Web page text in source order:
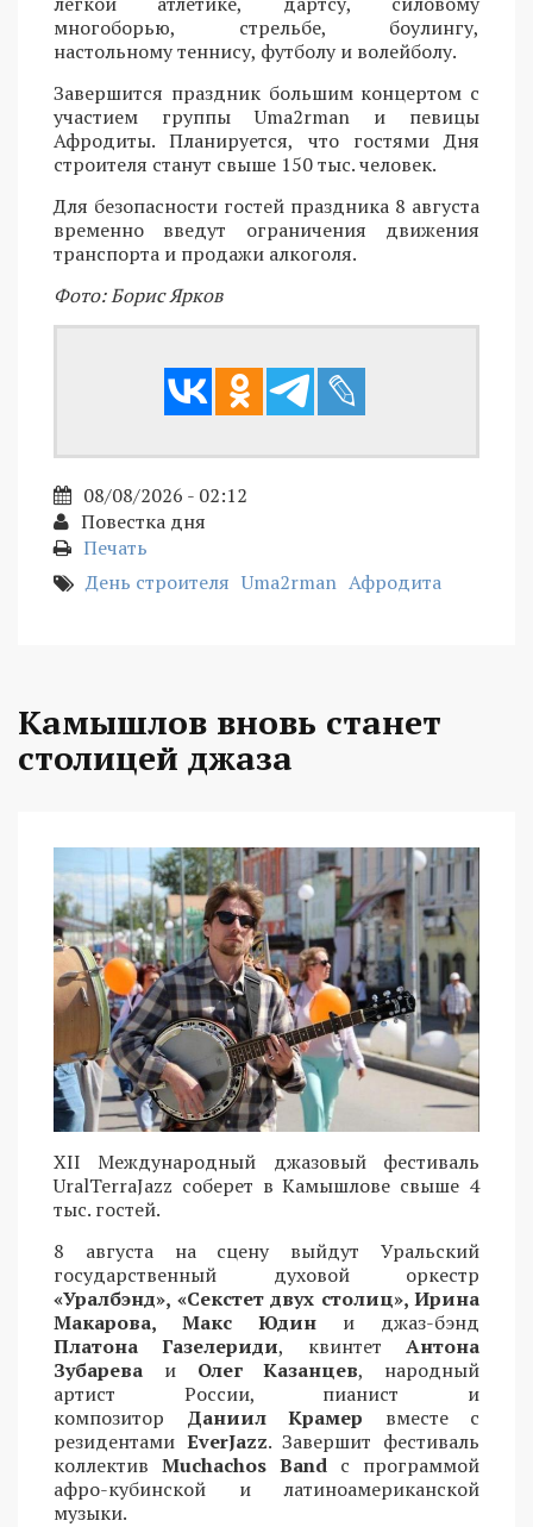
многоборью, стрельбе, боулингу,
настольному теннису, футболу и волейболу.
Завершится праздник большим концертом с
участием группы Uma2rman и певицы
Афродиты. Планируется, что гостями Дня
строителя станут свыше 150 тыс. человек.
Для безопасности гостей праздника 8 августа
временно введут ограничения движения
транспорта и продажи алкоголя.
Фото: Борис Ярков
08/08/2026 - 02:12
Повестка дня
Печать
День строителя Uma2rman Афродита
Камышлов вновь станет
столицей джаза
XII Международный джазовый фестиваль
UralTerraJazz соберет в Камышлове свыше 4
тыс. гостей.
8 августа на сцену выйдут Уральский
государственный духовой оркестр
«Уралбэнд», «Секстет двух столиц», Ирина
Макарова, Макс Юдин и джаз-бэнд
Платона Газелериди, квинтетАнтона
Зубарева и Олег Казанцев, народный
артист России, пианист и
композитор Даниил Крамер вместе с
резидентами EverJazz. Завершит фестиваль
коллектив Muchachos Band с программой
афро-кубинской и латиноамериканской
музыки.